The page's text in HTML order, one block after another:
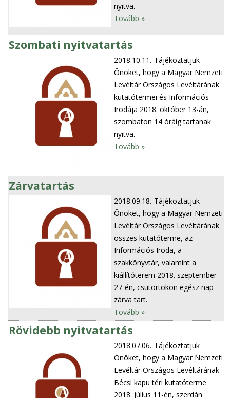
nyitva.
Tovább »
Szombati nyitvatartás
2018.10.11. Tájékoztatjuk
Önöket, hogy a Magyar Nemzeti
Levéltár Országos Levéltárának
kutatótermei és Információs
Irodája 2018. október 13-án,
szombaton 14 óráig tartanak
nyitva.
Tovább »
Zárvatartás
2018.09.18. Tájékoztatjuk
Önöket, hogy a Magyar Nemzeti
Levéltár Országos Levéltárának
összes kutatóterme, az
Információs Iroda, a
szakkönyvtár, valamint a
kiállítóterem 2018. szeptember
27-én, csütörtökön egész nap
zárva tart.
Tovább »
Rövidebb nyitvatartás
2018.07.06. Tájékoztatjuk
Önöket, hogy a Magyar Nemzeti
Levéltár Országos Levéltárának
Bécsi kapu téri kutatóterme
2018. július 11-én, szerdán